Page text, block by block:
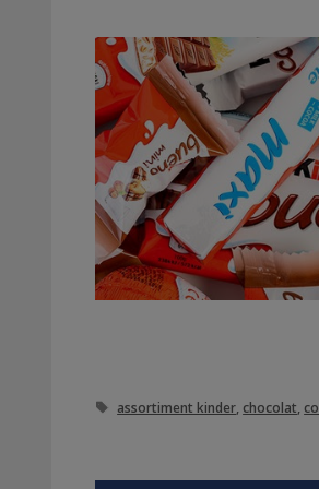
Étiquettes
assortiment kinder chocolat